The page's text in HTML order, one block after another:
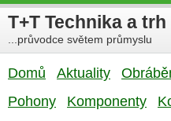
T+T Technika a trh
...průvodce světem průmyslu
Domů Aktuality
Pohony
Komponenty